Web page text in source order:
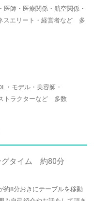
師・医療関係・航空関係・
スエリート・経営者など 多
・モデル・美容師・
トラクターなど 多数
タイム 約80分
約8分おきにテーブルを移動